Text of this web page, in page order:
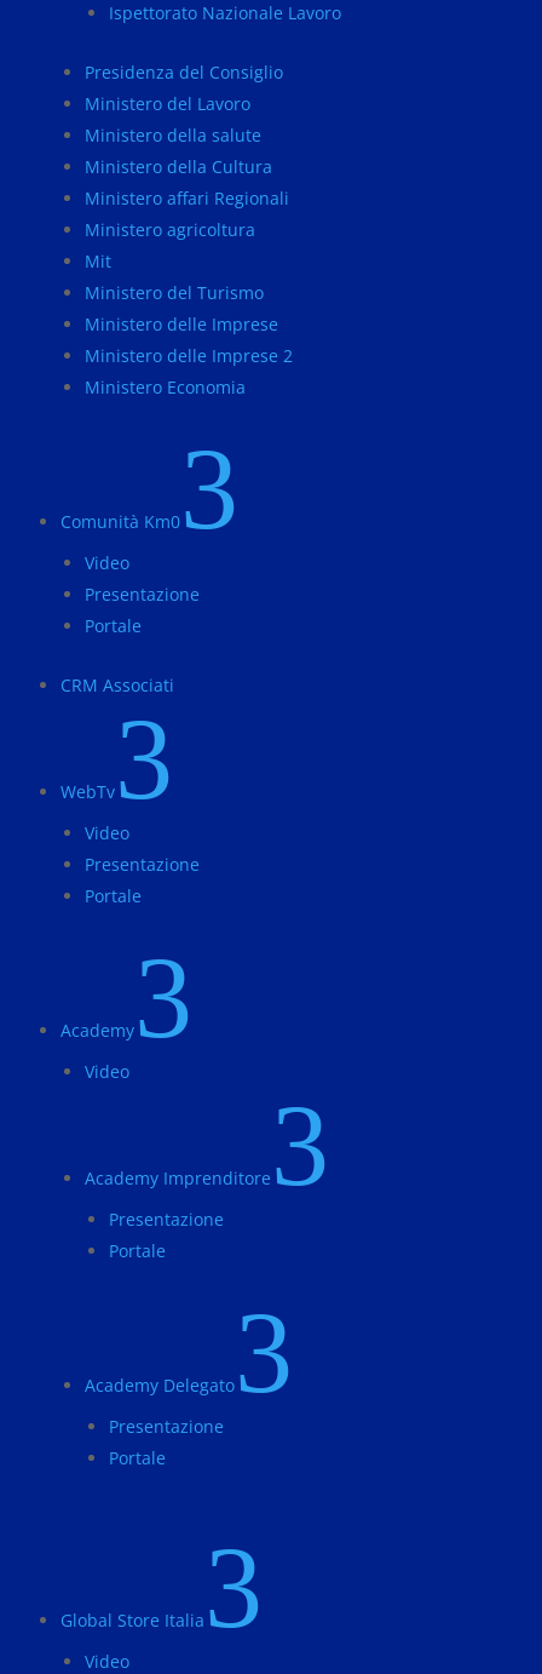
Ispettorato Nazionale Lavoro
Presidenza del Consiglio
Ministero del Lavoro
Ministero della salute
Ministero della Cultura
Ministero affari Regionali
Ministero agricoltura
Mit
Ministero del Turismo
Ministero delle Imprese
Ministero delle Imprese 2
Ministero Economia
Comunità Km0 3
Video
Presentazione
Portale
CRM Associati
WebTv 3
Video
Presentazione
Portale
Academy 3
Video
Academy Imprenditore 3
Presentazione
Portale
Academy Delegato 3
Presentazione
Portale
Global Store Italia 3
Video